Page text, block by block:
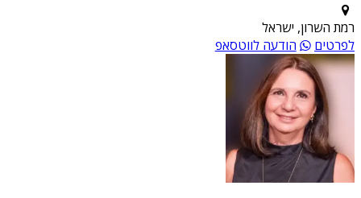
רמת השרון, ישראל
לפרטים
הודעה לווטסאפ